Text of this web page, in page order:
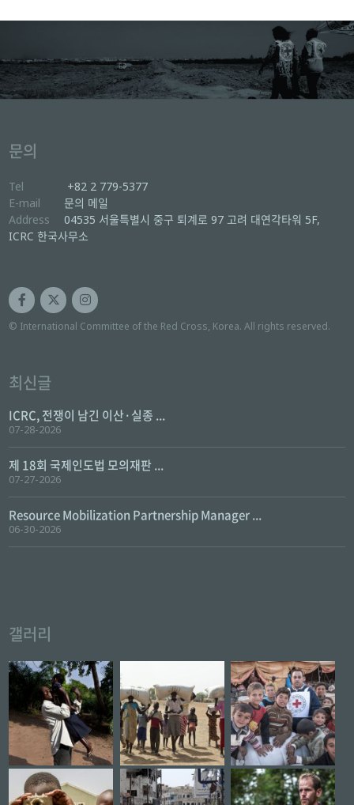
문의
Tel
+82 2 779-5377
E-mail
문의 메일
Address
04535 서울특별시 중구 퇴계로 97 고려 대연각타워 5F,
ICRC 한국사무소
© International Committee of the Red Cross, Korea. All rights reserved.
최신글
ICRC, 전쟁이 남긴 이산·실종 ...
07-28-2026
제 18회 국제인도법 모의재판 ...
07-27-2026
Resource Mobilization Partnership Manager ...
06-30-2026
갤러리